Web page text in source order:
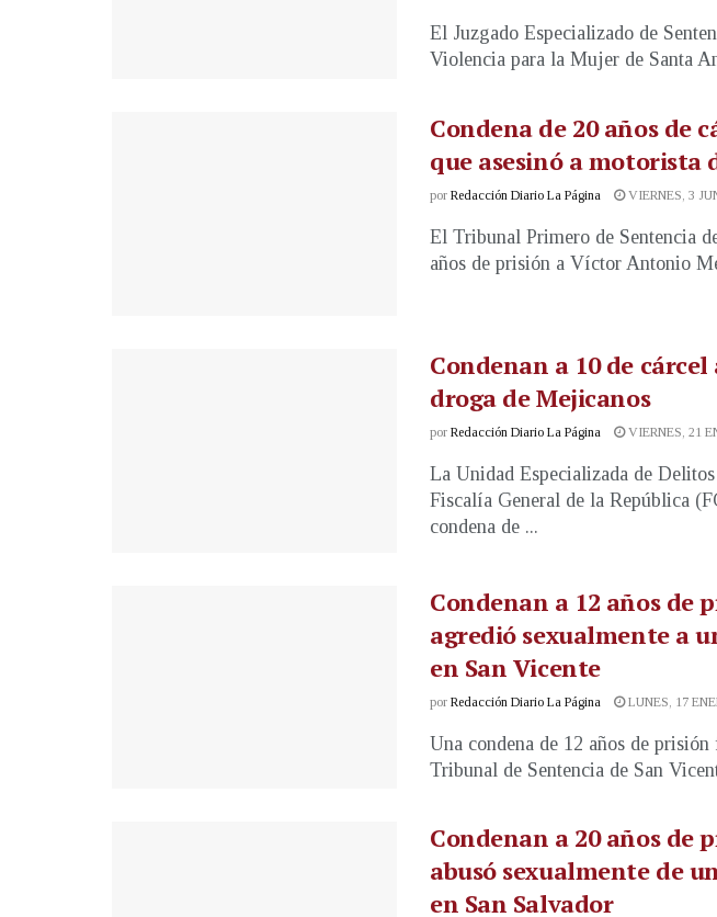
El Juzgado Especializado de
Violencia para la Mujer de Santa
Condena de 20 años de
que asesinó a motorista
por Redacción Diario La Página VIERNES, 3
El Tribunal Primero de Sentencia
años de prisión a Víctor Antonio
Condenan a 10 de
droga de Mejicanos
por Redacción Diario La Página VIERNES, 21
La Unidad Especializada de
Fiscalía General de la República
condena de ...
Condenan a 12 años de
agredió sexualmente a
en San Vicente
por Redacción Diario La Página LUNES, 17
Una condena de 12 años de
Tribunal de Sentencia de San
Condenan a 20 años de
abusó sexualmente de
en San Salvador